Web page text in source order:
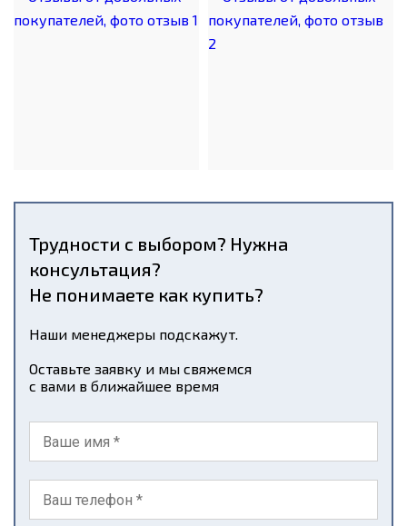
Трудности с выбором? Нужна
консультация?
Не понимаете как купить?
Наши менеджеры подскажут.
Оставьте заявку и мы свяжемся
с вами в ближайшее время